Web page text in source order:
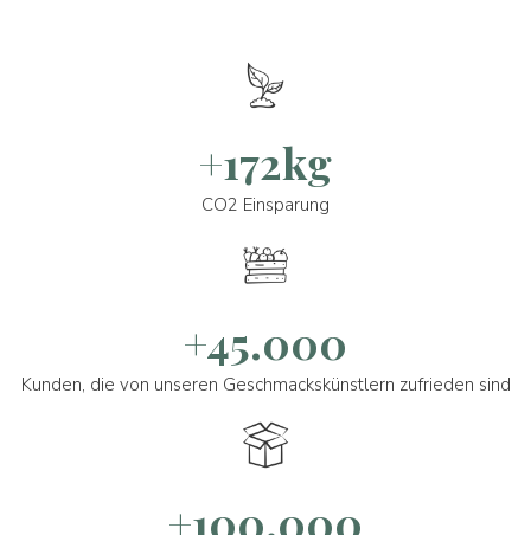
+172kg
CO2 Einsparung
+45.000
Kunden, die von unseren Geschmackskünstlern zufrieden sind
+100.000